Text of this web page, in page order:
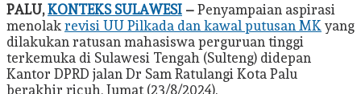
PALU,KONTEKS SULAWESI – Penyampaian aspirasi
menolak revisi UU Pilkada dan kawal putusan MK yang
dilakukan ratusan mahasiswa perguruan tinggi
terkemuka di Sulawesi Tengah (Sulteng) didepan
Kantor DPRD jalan Dr Sam Ratulangi Kota Palu
berakhir ricuh, Jumat (23/8/2024).